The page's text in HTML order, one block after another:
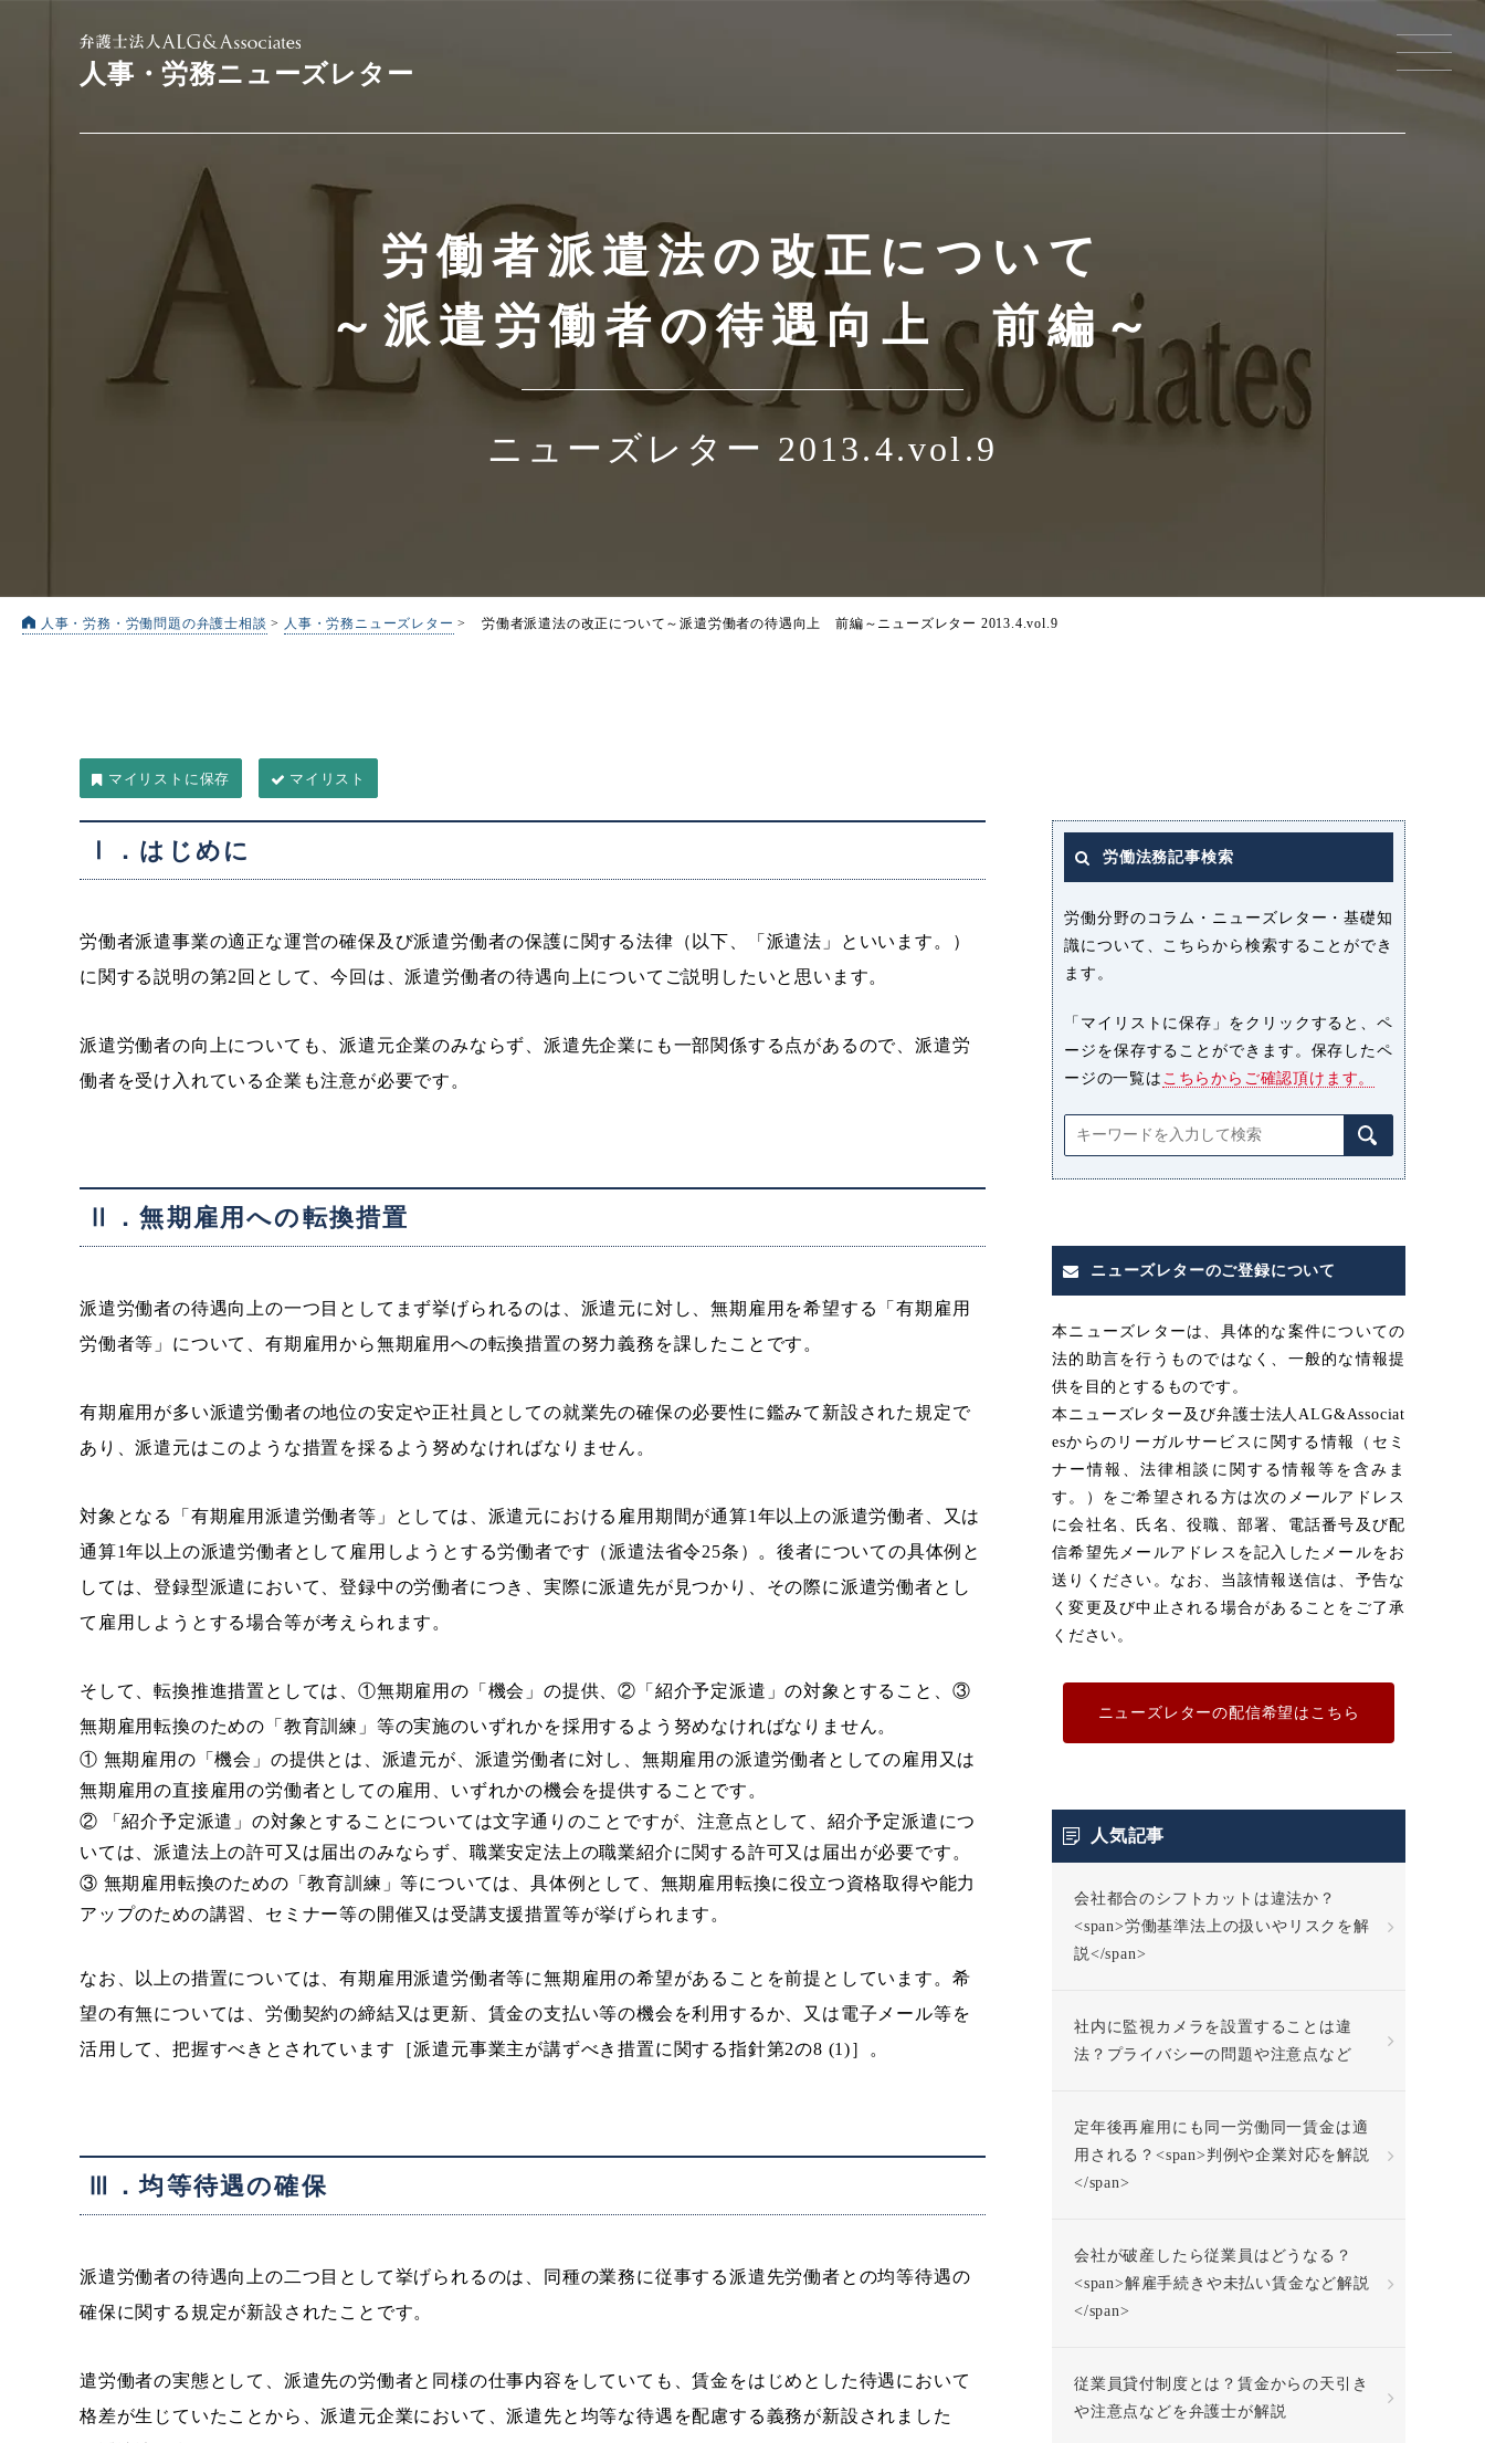
人事・労務ニューズレター
労働者派遣法の改正について
～派遣労働者の待遇向上 前編～
ニューズレター 2013.4.vol.9
人事・労務・労働問題の弁護士相談 > 人事・労務ニューズレター > 労働者派遣法の改正について ～派遣労働者の待遇向上 前編～ ニューズレター 2013.4.vol.9
マイリスト
Ⅰ．はじめに
労働者派遣事業の適正な運営の確保及び派遣労働者の保護に関する法律（以下、「派遣法」といいます。）
に関する説明の第2回として、今回は、派遣労働者の待遇向上についてご説明したいと思います。
派遣労働者の向上についても、派遣元企業のみならず、派遣先企業にも一部関係する点があるので、派遣労
働者を受け入れている企業も注意が必要です。
Ⅱ．無期雇用への転換措置
派遣労働者の待遇向上の一つ目としてまず挙げられるのは、派遣元に対し、無期雇用を希望する「有期雇用
労働者等」について、有期雇用から無期雇用への転換措置の努力義務を課したことです。
有期雇用が多い派遣労働者の地位の安定や正社員としての就業先の確保の必要性に鑑みて新設された規定で
あり、派遣元はこのような措置を採るよう努めなければなりません。
対象となる「有期雇用派遣労働者等」としては、派遣元における雇用期間が通算1年以上の派遣労働者、又は
通算1年以上の派遣労働者として雇用しようとする労働者です（派遣法省令25条）。後者についての具体例と
しては、登録型派遣において、登録中の労働者につき、実際に派遣先が見つかり、その際に派遣労働者とし
て雇用しようとする場合等が考えられます。
そして、転換推進措置としては、①無期雇用の「機会」の提供、②「紹介予定派遣」の対象とすること、③
無期雇用転換のための「教育訓練」等の実施のいずれかを採用するよう努めなければなりません。
① 無期雇用の「機会」の提供とは、派遣元が、派遣労働者に対し、無期雇用の派遣労働者としての雇用又は
無期雇用の直接雇用の労働者としての雇用、いずれかの機会を提供することです。
② 「紹介予定派遣」の対象とすることについては文字通りのことですが、注意点として、紹介予定派遣につ
いては、派遣法上の許可又は届出のみならず、職業安定法上の職業紹介に関する許可又は届出が必要です。
③ 無期雇用転換のための「教育訓練」等については、具体例として、無期雇用転換に役立つ資格取得や能力
アップのための講習、セミナー等の開催又は受講支援措置等が挙げられます。
なお、以上の措置については、有期雇用派遣労働者等に無期雇用の希望があることを前提としています。希
望の有無については、労働契約の締結又は更新、賃金の支払い等の機会を利用するか、又は電子メール等を
活用して、把握すべきとされています［派遣元事業主が講ずべき措置に関する指針第2の8 (1)］。
Ⅲ．均等待遇の確保
派遣労働者の待遇向上の二つ目として挙げられるのは、同種の業務に従事する派遣先労働者との均等待遇の
確保に関する規定が新設されたことです。
遣労働者の実態として、派遣先の労働者と同様の仕事内容をしていても、賃金をはじめとした待遇において
格差が生じていたことから、派遣元企業において、派遣先と均等な待遇を配慮する義務が新設されました
労働法務記事検索
労働分野のコラム・ニューズレター・基礎知
識について、こちらから検索することができ
ます。
「マイリストに保存」をクリックすると、ペ
ージを保存することができます。保存したペ
ージの一覧は こちらからご確認頂けます。
ニューズレターのご登録について
本ニューズレターは、具体的な案件についての
法的助言を行うものではなく、一般的な情報提
供を目的とするものです。
本ニューズレター及び弁護士法人ALG&Associat
esからのリーガルサービスに関する情報（セミ
ナー情報、法律相談に関する情報等を含みま
す。）をご希望される方は次のメールアドレス
に会社名、氏名、役職、部署、電話番号及び配
信希望先メールアドレスを記入したメールをお
送りください。なお、当該情報送信は、予告な
く変更及び中止される場合があることをご了承
ください。
ニューズレターの配信希望はこちら
人気記事
会社都合のシフトカットは違法か？
<span>労働基準法上の扱いやリスクを解
説</span>
社内に監視カメラを設置することは違
法？プライバシーの問題や注意点など
定年後再雇用にも同一労働同一賃金は適
用される？<span>判例や企業対応を解説
</span>
会社が破産したら従業員はどうなる？
<span>解雇手続きや未払い賃金など解説
</span>
従業員貸付制度とは？賃金からの天引き
や注意点などを弁護士が解説